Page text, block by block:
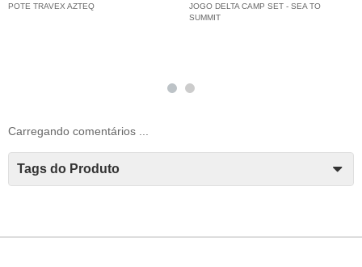
POTE TRAVEX AZTEQ
JOGO DELTA CAMP SET - SEA TO
SUMMIT
Carregando comentários ...
Tags do Produto